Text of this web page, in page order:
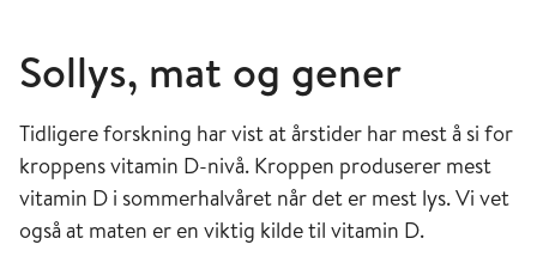
Sollys, mat og gener
Tidligere forskning har vist at årstider har mest å si for
kroppens vitamin D-nivå. Kroppen produserer mest
vitamin D i sommerhalvåret når det er mest lys. Vi vet
også at maten er en viktig kilde til vitamin D.